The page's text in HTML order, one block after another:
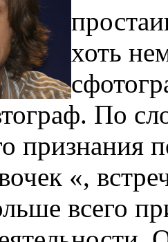
хоть
По
признания
«,
всего